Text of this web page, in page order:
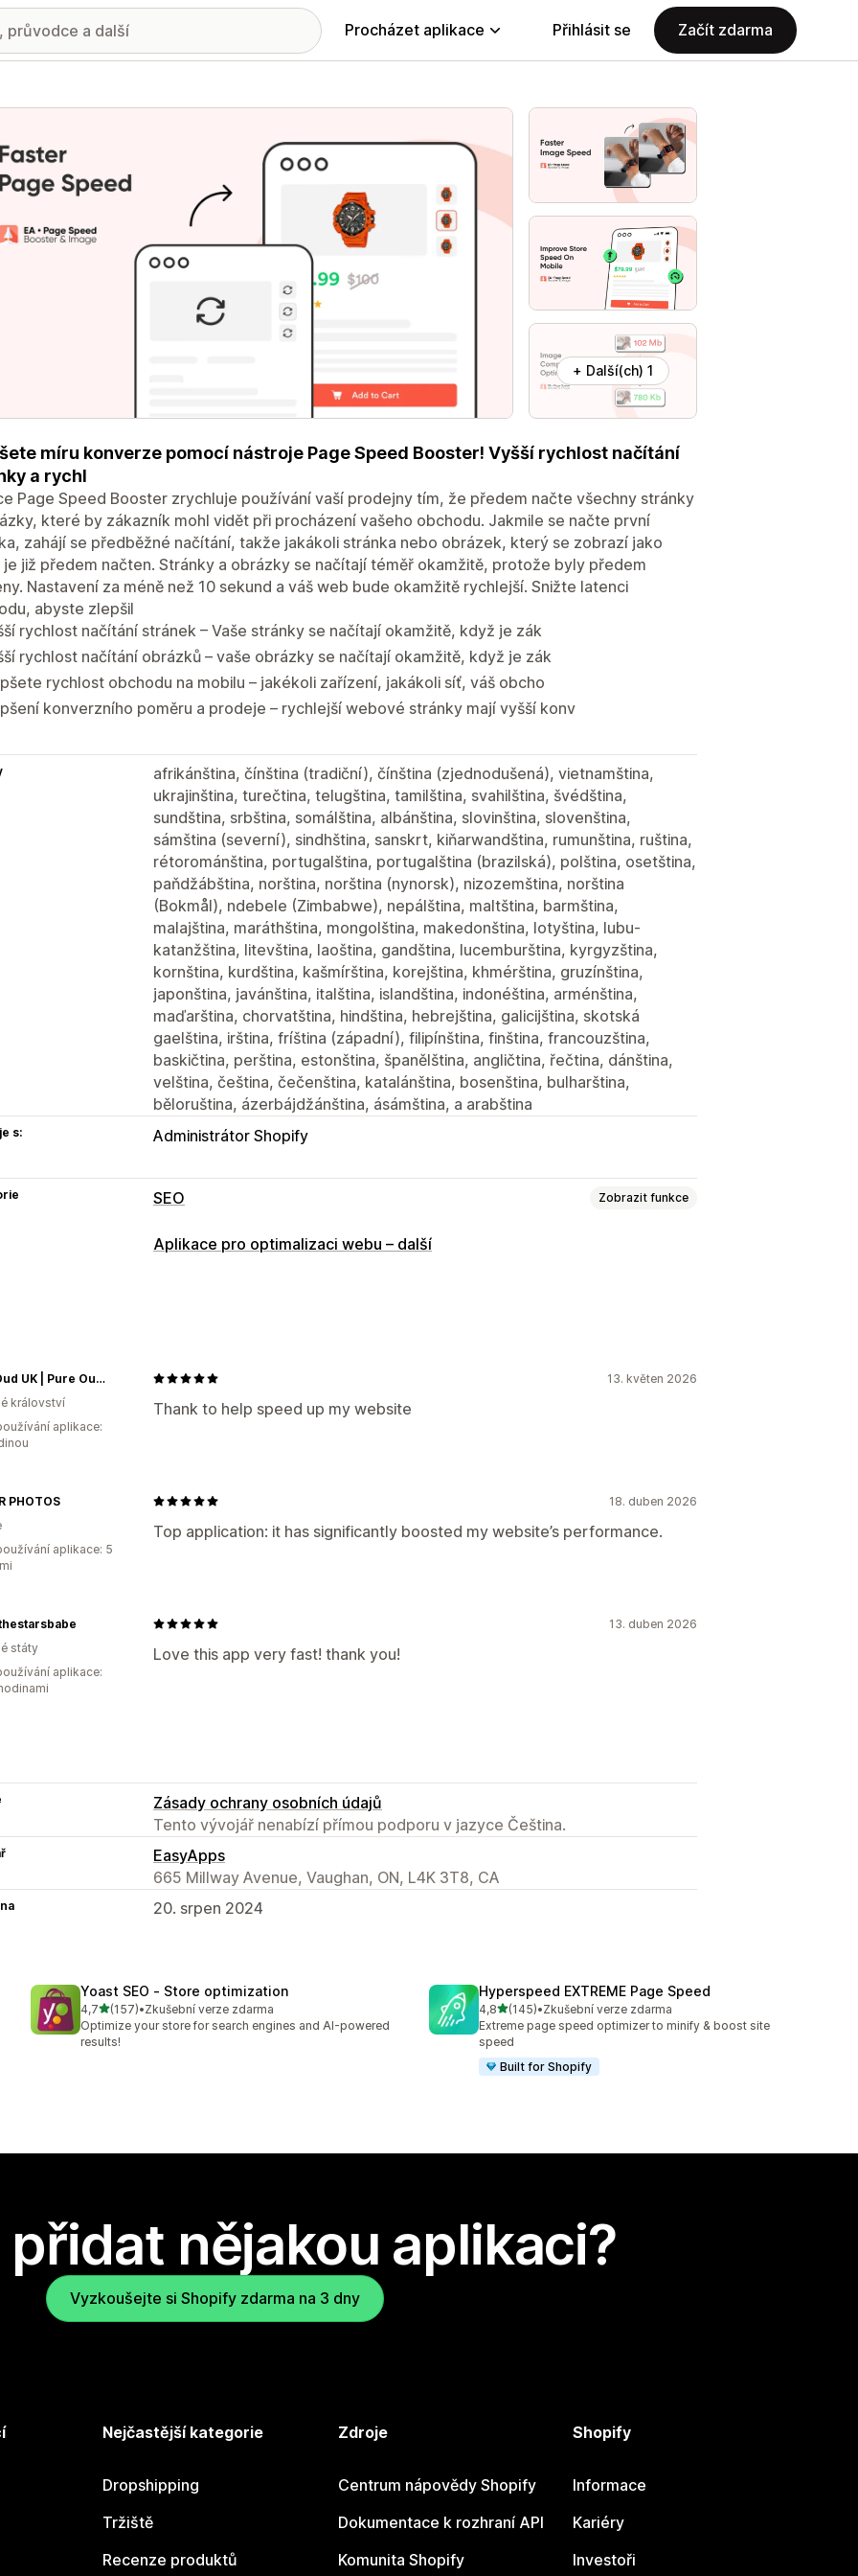
Procházet aplikace Přihlásit se Začít zdarma
propagovaných obrázků
+ Další(ch) 1
míru konverze pomocí nástroje Page Speed ​​Booster! Vyšší rychlost načítání
a rychl
Page Speed ​​Booster zrychluje používání vaší prodejny tím, že předem načte všechny stránky
které by zákazník mohl vidět při procházení vašeho obchodu. Jakmile se načte první
zahájí se předběžné načítání, takže jakákoli stránka nebo obrázek, který se zobrazí jako
je již předem načten. Stránky a obrázky se načítají téměř okamžitě, protože byly předem
Nastavení za méně než 10 sekund a váš web bude okamžitě rychlejší. Snižte latenci
abyste zlepšil
rychlost načítání stránek – Vaše stránky se načítají okamžitě, když je zák
rychlost načítání obrázků – vaše obrázky se načítají okamžitě, když je zák
rychlost obchodu na mobilu – jakékoli zařízení, jakákoli síť, váš obcho
konverzního poměru a prodeje – rychlejší webové stránky mají vyšší konv
afrikánština, čínština (tradiční), čínština (zjednodušená), vietnamština,
ukrajinština, turečtina, telugština, tamilština, svahilština, švédština,
sundština, srbština, somálština, albánština, slovinština, slovenština,
sámština (severní), sindhština, sanskrt, kiňarwandština, rumunština, ruština,
rétorománština, portugalština, portugalština (brazilská), polština, osetština,
paňdžábština, norština, norština (nynorsk), nizozemština, norština
(Bokmål), ndebele (Zimbabwe), nepálština, maltština, barmština,
malajština, maráthština, mongolština, makedonština, lotyština, lubu-
katanžština, litevština, laoština, gandština, lucemburština, kyrgyzština,
kornština, kurdština, kašmírština, korejština, khmérština, gruzínština,
japonština, javánština, italština, islandština, indonéština, arménština,
maďarština, chorvatština, hindština, hebrejština, galicijština, skotská
gaelština, irština, fríština (západní), filipínština, finština, francouzština,
baskičtina, perština, estonština, španělština, angličtina, řečtina, dánština,
velština, čeština, čečenština, katalánština, bosenština, bulharština,
běloruština, ázerbájdžánština, ásámština, a arabština
s: Administrátor Shopify
SEO Zobrazit funkce
Nástroje SEO
Optimalizace motivů
Sledování výkonu
Aplikace pro optimalizaci webu – další
13. květen 2026
Thank to help speed up my website
Pure Oud UK | Pure Oud Oils & Agarwood Fragrances
království
aplikace:
18. duben 2026
Top application: it has significantly boosted my website’s performance.
PHOTOS
aplikace: 5
13. duben 2026
Love this app very fast! thank you!
státy
aplikace:
Zásady ochrany osobních údajů
Tento vývojář nenabízí přímou podporu v jazyce Čeština.
EasyApps
665 Millway Avenue, Vaughan, ON, L4K 3T8, CA
20. srpen 2024
Yoast SEO ‑ Store optimization
4,7z 5 hvězd
(157)
Celkový počet recenzí: 157
•Zkušební verze zdarma
Optimize your store for search engines and AI-powered
results!
Hyperspeed EXTREME Page Speed
4,8z 5 hvězd
(145)
Celkový počet recenzí: 145
•Zkušební verze zdarma
Extreme page speed optimizer to minify & boost site
speed
Built for Shopify
nějakou aplikaci?
Vyzkoušejte si Shopify zdarma na 3 dny
Nejčastější kategorie
Dropshipping
Tržiště
Recenze produktů
Zdroje
Centrum nápovědy Shopify
Dokumentace k rozhraní API
Komunita Shopify
Shopify
Informace
Kariéry
Investoři